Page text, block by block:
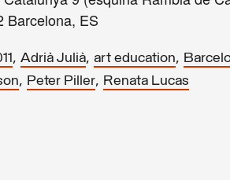
Barcelona, ES
, Adrià Julià, art education,
, Peter Piller, Renata Lucas